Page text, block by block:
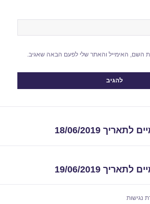
השם, האימייל והאתר שלי לפעם הבאה שאגיב.
18/06/2019
19/06/2019
נגישות